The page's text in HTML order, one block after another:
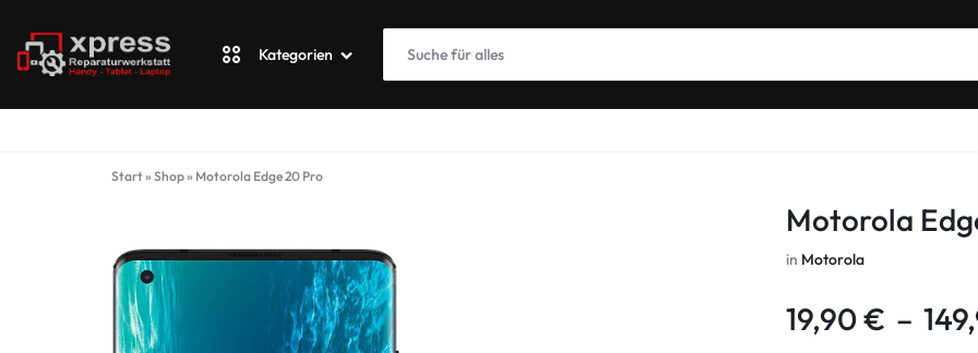
XPRESSWERKSTATT
Kategorien
Fairphone
Google
Start» Shop» Motorola Edge 20 Pro
Motorola
in Motorola
19,90€ –